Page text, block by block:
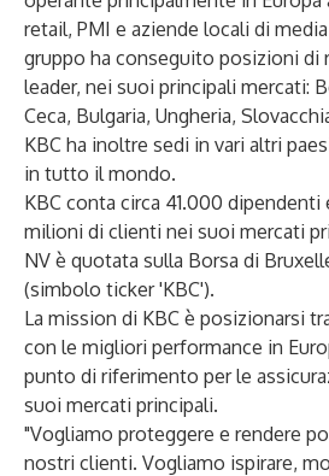
retail, PMI e aziende locali di
gruppo ha conseguito posizioni di
leader, nei suoi principali mercati:
Ceca, Bulgaria, Ungheria,
KBC ha inoltre sedi in vari altri
in tutto il mondo.
KBC conta circa 41.000 dipendenti
milioni di clienti nei suoi mercati
NV è quotata sulla Borsa di
(simbolo ticker 'KBC').
La mission di KBC è posizionarsi
con le migliori performance in
punto di riferimento per le
suoi mercati principali.
"Vogliamo proteggere e rendere
nostri clienti. Vogliamo ispirare,